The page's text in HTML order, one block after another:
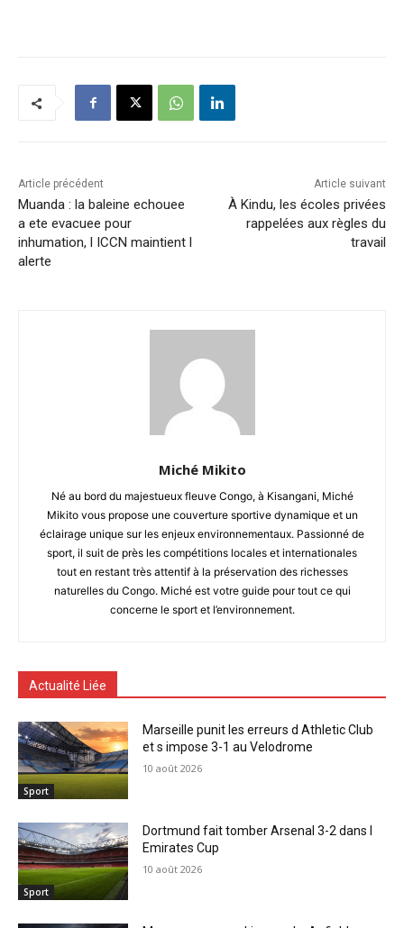
Article précédent
Muanda : la baleine echouee
a ete evacuee pour
inhumation, l ICCN maintient l
alerte
Article suivant
À Kindu, les écoles privées
rappelées aux règles du
travail
Miché Mikito
Né au bord du majestueux fleuve Congo, à Kisangani, Miché
Mikito vous propose une couverture sportive dynamique et un
éclairage unique sur les enjeux environnementaux. Passionné de
sport, il suit de près les compétitions locales et internationales
tout en restant très attentif à la préservation des richesses
naturelles du Congo. Miché est votre guide pour tout ce qui
concerne le sport et l’environnement.
Actualité Liée
Sport
Marseille punit les erreurs d Athletic Club
et s impose 3-1 au Velodrome
10 août 2026
Sport
Dortmund fait tomber Arsenal 3-2 dans l
Emirates Cup
10 août 2026